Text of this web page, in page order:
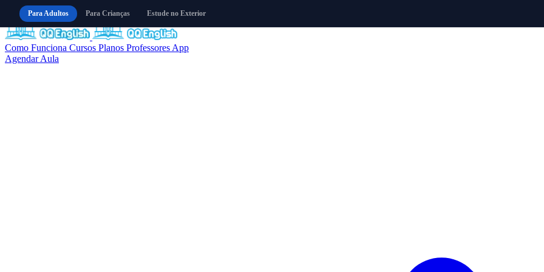
Para Adultos Para Crianças Estude no Exterior
Pular para o conteúdo
Como Funciona Cursos Planos Professores App
Agendar Aula